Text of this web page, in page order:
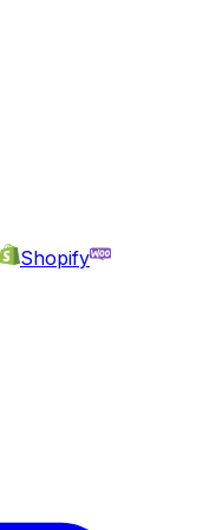
Shopify